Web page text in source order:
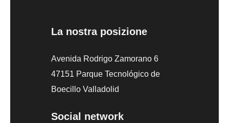
La nostra posizione
Avenida Rodrigo Zamorano 6
47151 Parque Tecnológico de
Boecillo Valladolid
Social network